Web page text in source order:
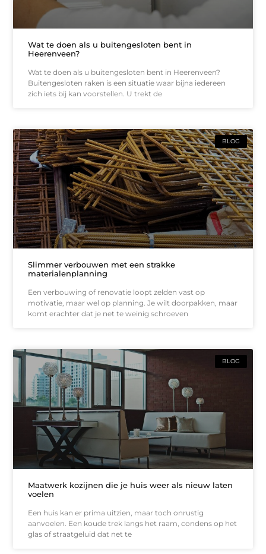
Wat te doen als u buitengesloten bent in
Heerenveen?
Wat te doen als u buitengesloten bent in Heerenveen?
Buitengesloten raken is een situatie waar bijna iedereen
zich iets bij kan voorstellen. U trekt de
BLOG
Slimmer verbouwen met een strakke
materialenplanning
Een verbouwing of renovatie loopt zelden vast op
motivatie, maar wel op planning. Je wilt doorpakken, maar
komt erachter dat je net te weinig schroeven
BLOG
Maatwerk kozijnen die je huis weer als nieuw laten
voelen
Een huis kan er prima uitzien, maar toch onrustig
aanvoelen. Een koude trek langs het raam, condens op het
glas of straatgeluid dat net te